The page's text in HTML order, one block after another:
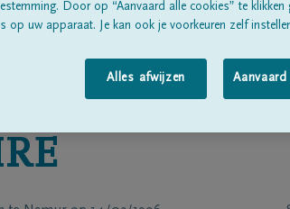
Door op “Aanvaard alle cookies” te klikken
op uw apparaat. Je kan ook je voorkeuren zelf
Alles afwijzen